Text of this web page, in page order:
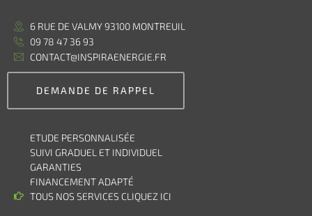
6 RUE DE VALMY 93100 MONTREUIL
09 78 47 36 93
CONTACT@INSPIRAENERGIE.FR
DEMANDE DE RAPPEL
ETUDE PERSONNALISÉE
SUIVI GRADUEL ET INDIVIDUEL
GARANTIES
FINANCEMENT ADAPTÉ
TOUS NOS SERVICES CLIQUEZ ICI